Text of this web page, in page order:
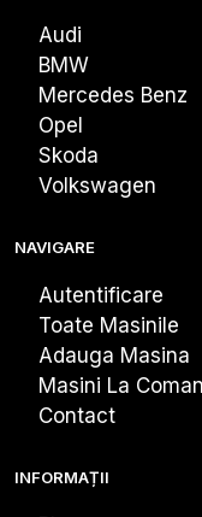
Audi
BMW
Mercedes Benz
Opel
Skoda
Volkswagen
NAVIGARE
Autentificare
Toate Masinile
Adauga Masina
Masini La
Contact
INFORMAȚII